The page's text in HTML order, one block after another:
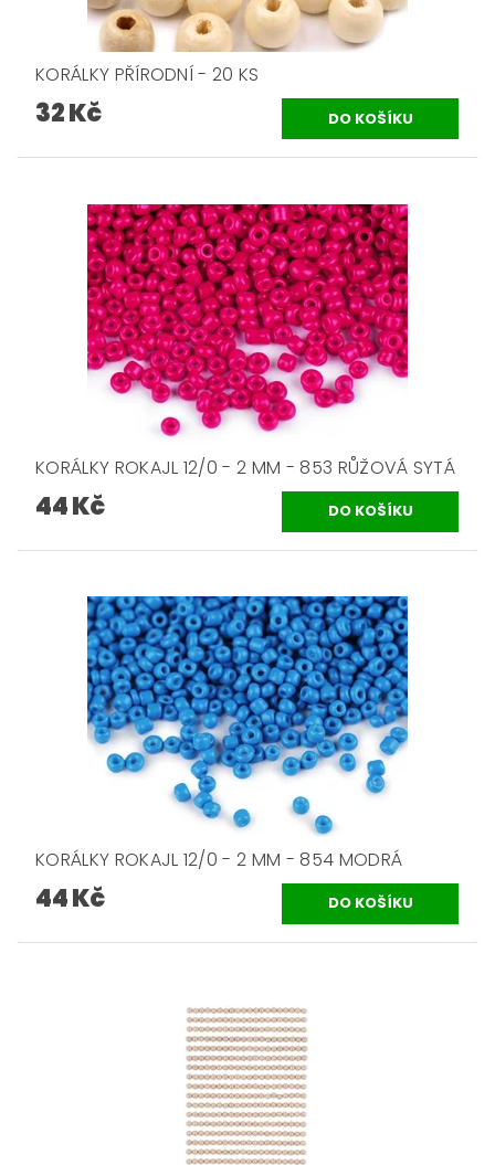
KORÁLKY PŘÍRODNÍ - 20 KS
32 Kč
KORÁLKY ROKAJL 12/0 - 2 MM - 853 RŮŽOVÁ SYTÁ
44 Kč
KORÁLKY ROKAJL 12/0 - 2 MM - 854 MODRÁ
44 Kč